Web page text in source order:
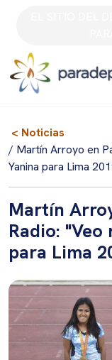
< Noticias
/ Martín Arroyo en
Yanina para Lima
Martín
Radio:
para Lima